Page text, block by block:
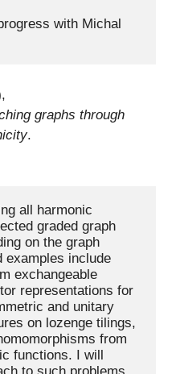
with Michal
,
graphs through
.
all harmonic
graded graph
on the graph
examples include
exchangeable
representations for
and unitary
on lozenge tilings,
from
functions. I will
to such problems